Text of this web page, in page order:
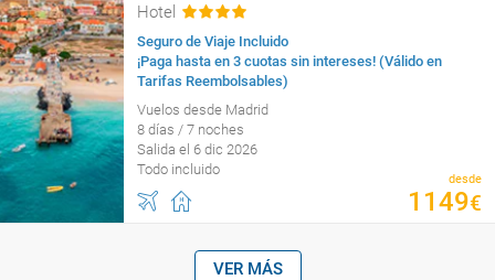
Hotel
Seguro de Viaje Incluido
¡Paga hasta en 3 cuotas sin intereses! (Válido en
Tarifas Reembolsables)
Vuelos desde Madrid
8 días / 7 noches
Salida el 6 dic 2026
Todo incluido
desde
1149€
VER MÁS